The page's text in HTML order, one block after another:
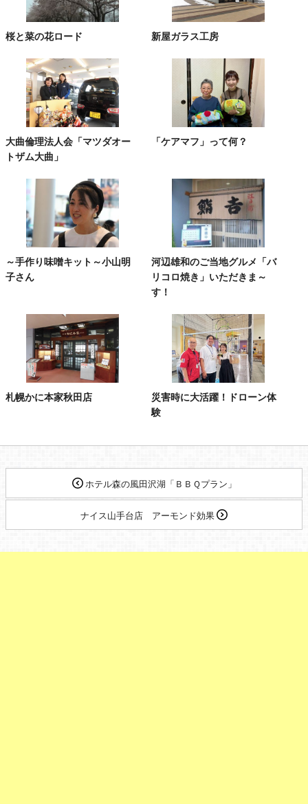
桜と菜の花ロード 新屋ガラス工房
大曲倫理法人会「マツダオー
トザム大曲」
「ケアマフ」って何？
～手作り味噌キット～小山明
子さん
河辺雄和のご当地グルメ「バ
リコロ焼き」いただきま～
す！
札幌かに本家秋田店
災害時に大活躍！ドローン体
験
ホテル森の風田沢湖「ＢＢＱプラン」
ナイス山手台店 アーモンド効果